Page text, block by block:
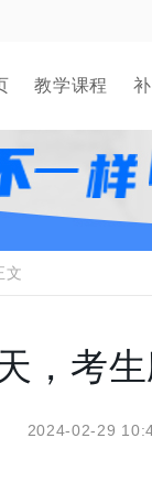
教学课程
文
，考
2024-02-29